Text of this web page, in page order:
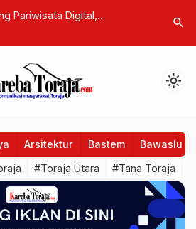
Anak Sikamali’ Toraya
HAN 2025
Harus
Malea
search
light_mode
Arsitektur Bastem Bawaslu
#Toraja Utara #Tana Toraja